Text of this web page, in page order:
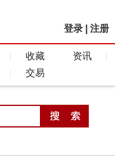
登录 注册
收藏
资讯
交易